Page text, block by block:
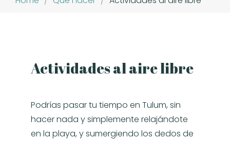
Actividades al aire libre
Podrías pasar tu tiempo en Tulum, sin
hacer nada y simplemente relajándote
en la playa, y sumergiendo los dedos de